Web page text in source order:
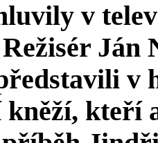
v
Ján
v
kteří